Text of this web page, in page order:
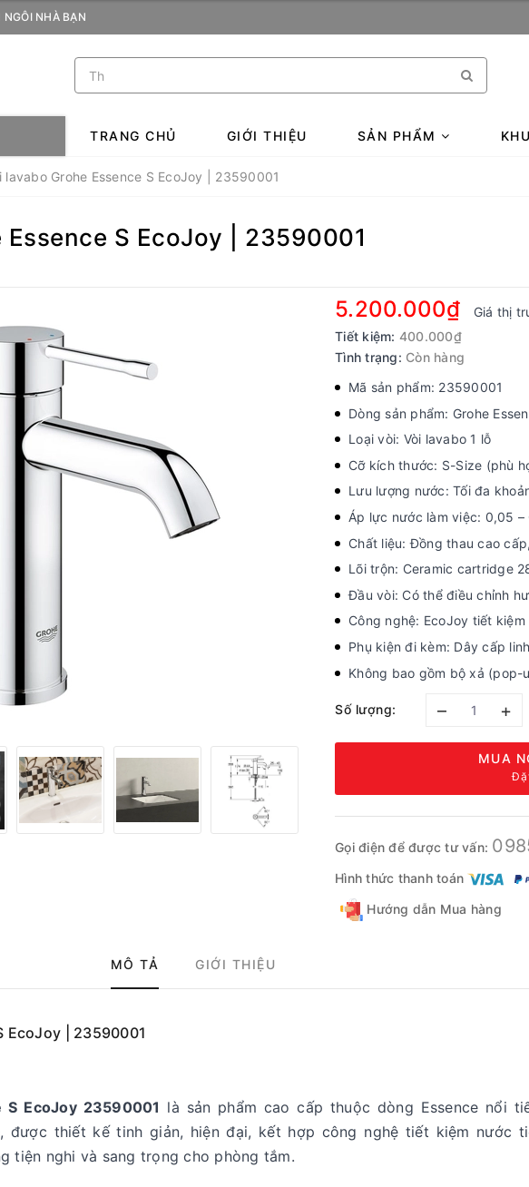
NHÀ BẠN
TRANG CHỦ GIỚI THIỆU SẢN PHẨM
lavabo Grohe Essence S EcoJoy | 23590001
Essence S EcoJoy | 23590001
5.200.000₫
Giá thị
Tiết kiệm: 400.000₫
Tình trạng: Còn hàng
Mã sản phẩm: 23590001
Dòng sản phẩm: Grohe
Loại vòi: Vòi lavabo 1 lỗ
Cỡ kích thước: S-Size (phù
Lưu lượng nước: Tối đa
Áp lực nước làm việc: 0,05 –
Chất liệu: Đồng thau cao
Lõi trộn: Ceramic cartridge
Đầu vòi: Có thể điều chỉnh
Công nghệ: EcoJoy tiết
Phụ kiện đi kèm: Dây cấp
Không bao gồm bộ xả (pop-
Số lượng: – +
MUA
Gọi điện để được tư vấn:
Hình thức thanh toán
Hướng dẫn Mua hàng
MÔ TẢ GIỚI THIỆU
EcoJoy | 23590001
S EcoJoy 23590001 là sản phẩm cao cấp thuộc dòng Essence nổi
, được thiết kế tinh giản, hiện đại, kết hợp công nghệ tiết kiệm nước
tiện nghi và sang trọng cho phòng tắm.